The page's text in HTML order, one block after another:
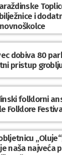
i
dobiva 80
pristup
folklorni
Folklore
naša najveća